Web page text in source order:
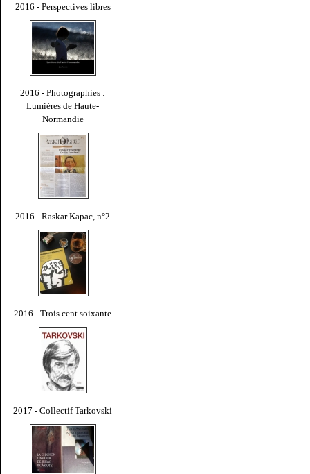
2016 - Perspectives libres
2016 - Photographies :
Lumières de Haute-
Normandie
2016 - Raskar Kapac, n°2
2016 - Trois cent soixante
2017 - Collectif Tarkovski